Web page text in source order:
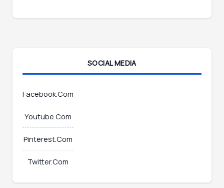
SOCIAL MEDIA
Facebook.Com
Youtube.Com
Pinterest.Com
Twitter.Com